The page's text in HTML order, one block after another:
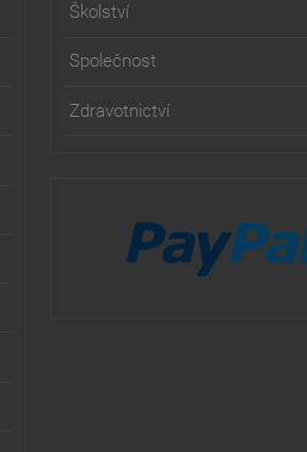
Školství
Společnost
Zdravotnictví